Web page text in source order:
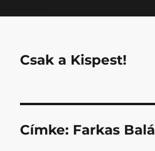
Csak a Kispest!
Címke: Farkas